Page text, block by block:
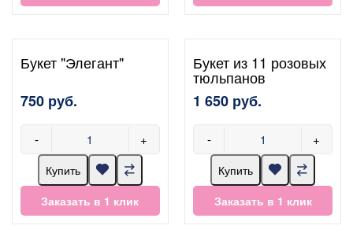
Букет "Элегант"
750 руб.
- +
Купить
Заказать в 1 клик
Букет из 11 розовых
тюльпанов
1 650 руб.
- +
Купить
Заказать в 1 клик